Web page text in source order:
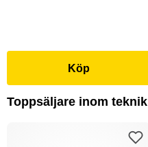
Köp
Toppsäljare inom teknik